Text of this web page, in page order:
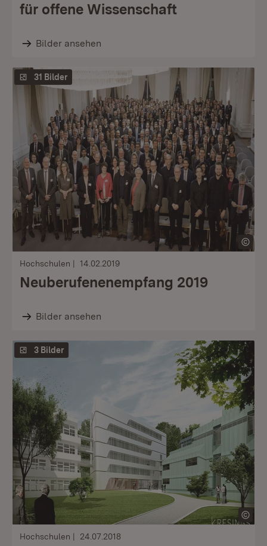
für offene Wissenschaft
Bilder ansehen
31 Bilder
Hochschulen 14.02.2019
Neuberufenenempfang 2019
Bilder ansehen
3 Bilder
Hochschulen 24.07.2018